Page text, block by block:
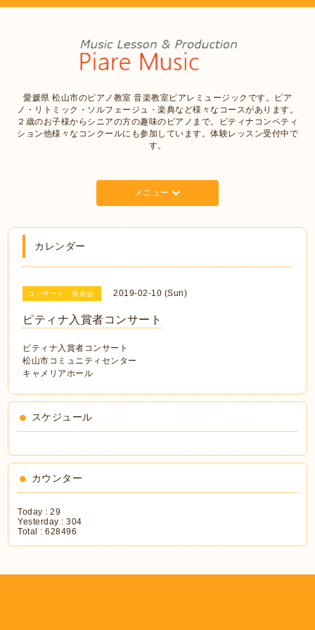
愛媛県 松山市のピアノ教室 音楽教室ピアレミュージックです。ピア
ノ・リトミック・ソルフェージュ・楽典など様々なコースがあります。
２歳のお子様からシニアの方の趣味のピアノまで。ピティナコンペティ
ション他様々なコンクールにも参加しています。体験レッスン受付中で
す。
メニュー
カレンダー
コンサート 発表会 2019-02-10 (Sun)
ピティナ入賞者コンサート
ピティナ入賞者コンサート
松山市コミュニティセンター
キャメリアホール
スケジュール
カウンター
Today :29
Yesterday :304
Total :628496